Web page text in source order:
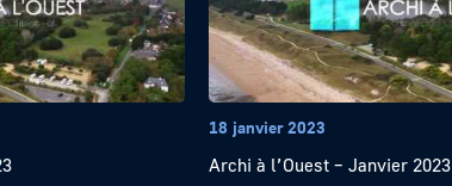
18 janvier 2023
Archi à l’Ouest – Janvier 2023